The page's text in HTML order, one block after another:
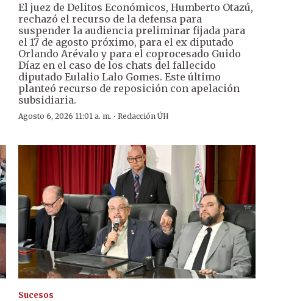
El juez de Delitos Económicos, Humberto Otazú,
rechazó el recurso de la defensa para
suspender la audiencia preliminar fijada para
el 17 de agosto próximo, para el ex diputado
Orlando Arévalo y para el coprocesado Guido
Díaz en el caso de los chats del fallecido
diputado Eulalio Lalo Gomes. Este último
planteó recurso de reposición con apelación
subsidiaria.
Agosto 6, 2026 11:01 a. m. · Redacción ÚH
Sucesos